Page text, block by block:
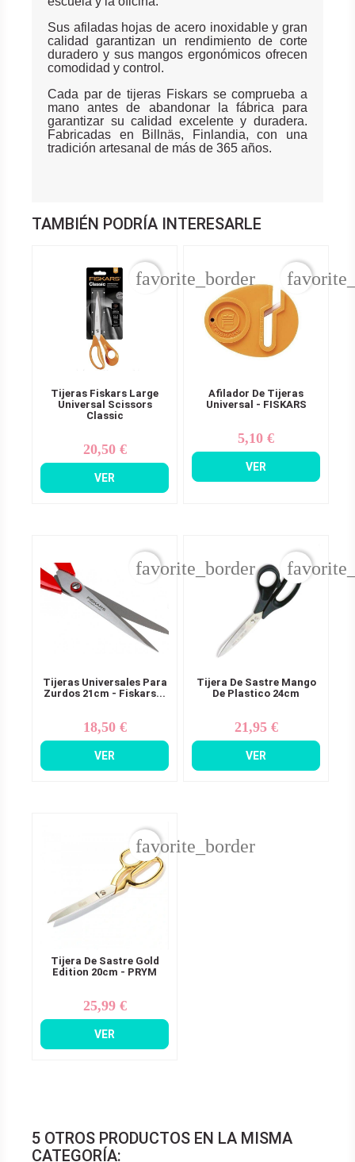
Sus afiladas hojas de acero inoxidable y gran
calidad garantizan un rendimiento de corte
duradero y sus mangos ergonómicos ofrecen
comodidad y control.
Cada par de tijeras Fiskars se comprueba a
mano antes de abandonar la fábrica para
garantizar su calidad excelente y duradera.
Fabricadas en Billnäs, Finlandia, con una
tradición artesanal de más de 365 años.
TAMBIÉN PODRÍA INTERESARLE
Tijeras Fiskars Large
Universal Scissors
Classic
Precio
20,50 €
VER
favorite_border
Afilador De Tijeras
Universal - FISKARS
Precio
5,10 €
VER
Tijeras Universales Para
Zurdos 21cm - Fiskars...
Precio
18,50 €
VER
favorite_border
Tijera De Sastre Mango
De Plastico 24cm
Precio
21,95 €
VER
Tijera De Sastre Gold
Edition 20cm - PRYM
Precio
25,99 €
VER
favorite_border
5 OTROS PRODUCTOS EN LA MISMA
CATEGORÍA: